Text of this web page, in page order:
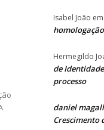
Isabel João em
Hermegildo
de
processo
daniel
Crescimento